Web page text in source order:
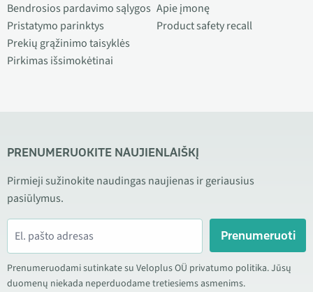
Bendrosios pardavimo sąlygos
Pristatymo parinktys
Prekių grąžinimo taisyklės
Pirkimas išsimokėtinai
Apie įmonę
Product safety recall
PRENUMERUOKITE NAUJIENLAIŠKĮ
Pirmieji sužinokite naudingas naujienas ir geriausius
pasiūlymus.
Prenumeruoti
Prenumeruodami sutinkate su Veloplus OÜ privatumo politika. Jūsų
duomenų niekada neperduodame tretiesiems asmenims.